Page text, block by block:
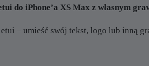
do iPhone’a XS Max z własnym
– umieść swój tekst, logo lub inną